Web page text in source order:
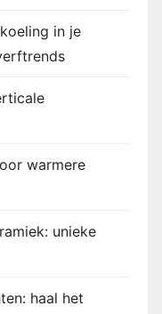
in je
warmere
unieke
haal het